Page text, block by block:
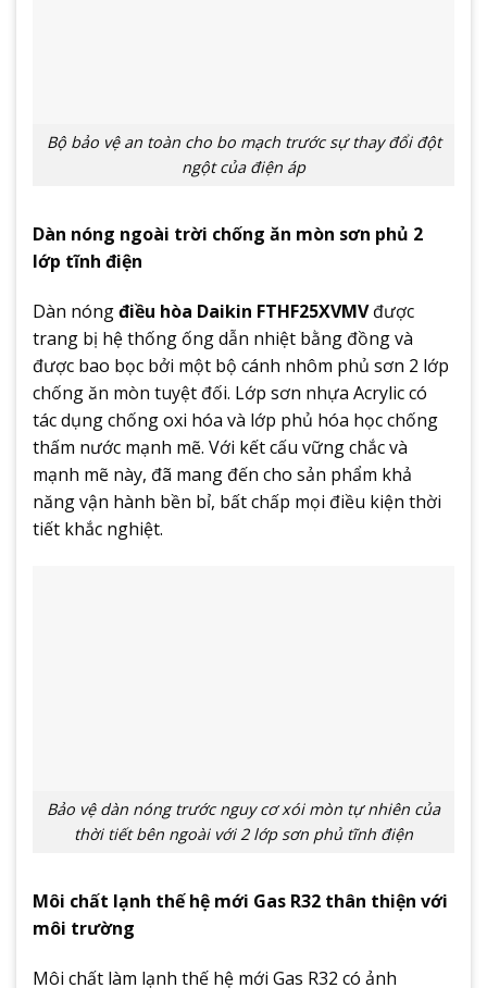
Bộ bảo vệ an toàn cho bo mạch trước sự thay đổi đột
ngột của điện áp
Dàn nóng ngoài trời chống ăn mòn sơn phủ 2
lớp tĩnh điện
Dàn nóngđiều hòa Daikin FTHF25XVMVđược
trang bị hệ thống ống dẫn nhiệt bằng đồng và
được bao bọc bởi một bộ cánh nhôm phủ sơn 2 lớp
chống ăn mòn tuyệt đối. Lớp sơn nhựa Acrylic có
tác dụng chống oxi hóa và lớp phủ hóa học chống
thấm nước mạnh mẽ. Với kết cấu vững chắc và
mạnh mẽ này, đã mang đến cho sản phẩm khả
năng vận hành bền bỉ, bất chấp mọi điều kiện thời
tiết khắc nghiệt.
Bảo vệ dàn nóng trước nguy cơ xói mòn tự nhiên của
thời tiết bên ngoài với 2 lớp sơn phủ tĩnh điện
Môi chất lạnh thế hệ mới Gas R32 thân thiện với
môi trường
Môi chất làm lạnh thế hệ mới Gas R32 có ảnh